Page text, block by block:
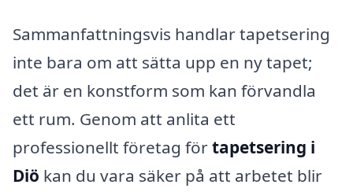
Sammanfattningsvis handlar tapetsering
inte bara om att sätta upp en ny tapet;
det är en konstform som kan förvandla
ett rum. Genom att anlita ett
professionellt företag förtapetsering i
Diö kan du vara säker på att arbetet blir